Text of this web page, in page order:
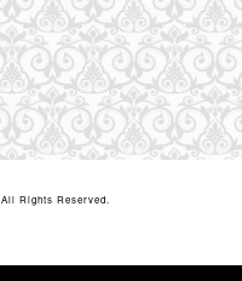
All Rights Reserved.